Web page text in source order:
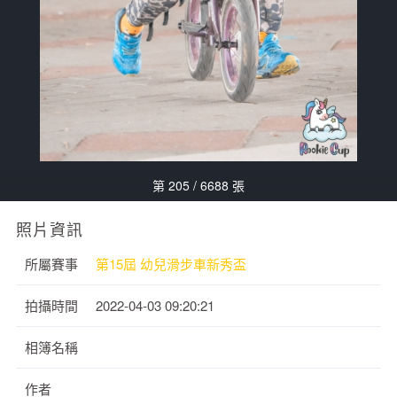
第 205 / 6688 張
照片資訊
所屬賽事 第15屆 幼兒滑步車新秀盃
拍攝時間 2022-04-03 09:20:21
相簿名稱
作者